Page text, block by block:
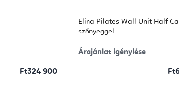
Ft324 900
Elina Pilates Wall Unit Half
szőnyeggel
Árajánlat igénylése